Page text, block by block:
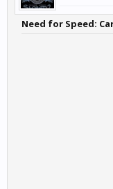
Need for Speed: